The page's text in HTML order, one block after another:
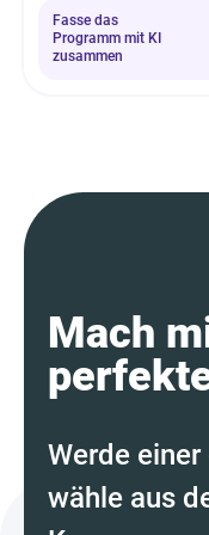
Fasse das
Programm mit KI
zusammen
Mach
Werde
wähle aus